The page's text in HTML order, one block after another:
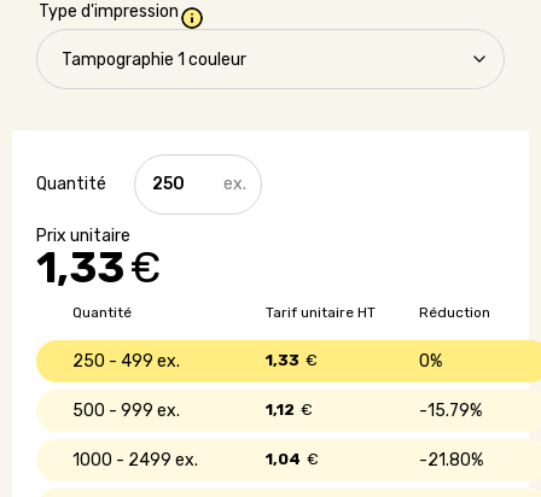
Type d'impression
1,33€
quantité
de
Marque
en
carton
Quantité Réduction
Tarif unitaire HT
250 - 499 0%
1,33 €
500 - 999 15.79%
1,12 €
1000 - 2499 21.80%
1,04 €